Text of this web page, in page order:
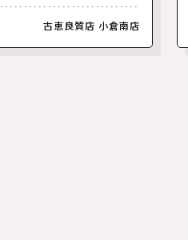
ディース【中古】【美品】
古恵良質店 小倉南店